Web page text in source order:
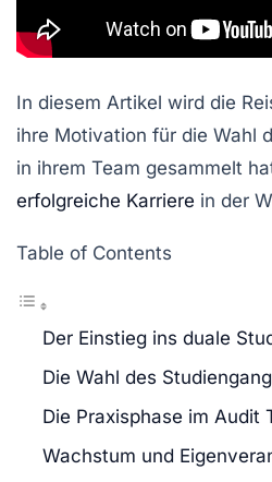
In diesem Artikel wird die
ihre Motivation für die Wahl
in ihrem Team gesammelt
erfolgreiche Karriere in der
Table of Contents
Der Einstieg ins duale
Die Wahl des
Die Praxisphase im Audit
Wachstum und